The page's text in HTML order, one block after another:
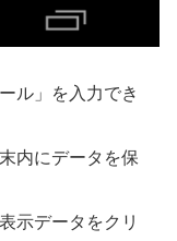
ル」を入力でき
内にデータを保
示データをクリ